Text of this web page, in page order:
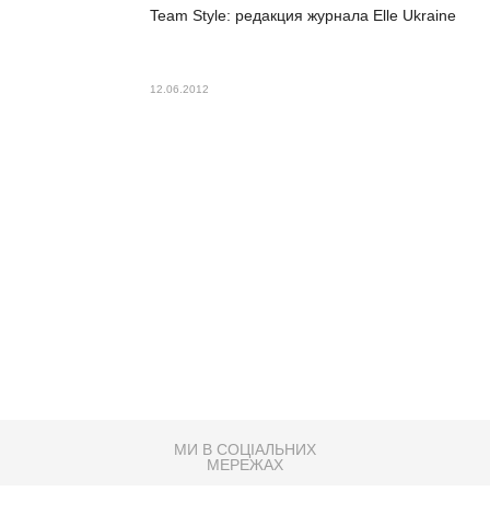
Team Style: редакция журнала Elle Ukraine
12.06.2012
МИ В СОЦІАЛЬНИХ
МЕРЕЖАХ